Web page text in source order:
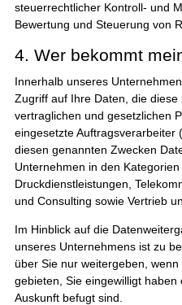
steuerrechtlicher Kontroll- und
Bewertung und Steuerung von
4. Wer bekommt
Innerhalb unseres
Zugriff auf Ihre Daten, die
vertraglichen und gesetzlichen
eingesetzte Auftragsverarbeiter
diesen genannten Zwecken
Unternehmen in den
Druckdienstleistungen,
und Consulting sowie Vertrieb
Im Hinblick auf die
unseres Unternehmens ist zu
über Sie nur weitergeben,
gebieten, Sie eingewilligt
Auskunft befugt sind.